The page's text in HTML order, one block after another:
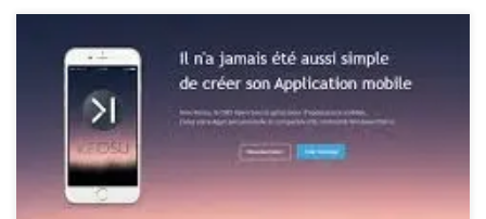
Article: Développement de Logiciels pour Applications Android
Développement de Logiciels pour Applications Android Le
développement d’applications Android est devenu un élément
essentiel pour les entreprises cherchant à étendre leur présence
numérique et à atteindre un public plus large. Avec la popularité
croissante des appareils mobiles fonctionnant sous le système